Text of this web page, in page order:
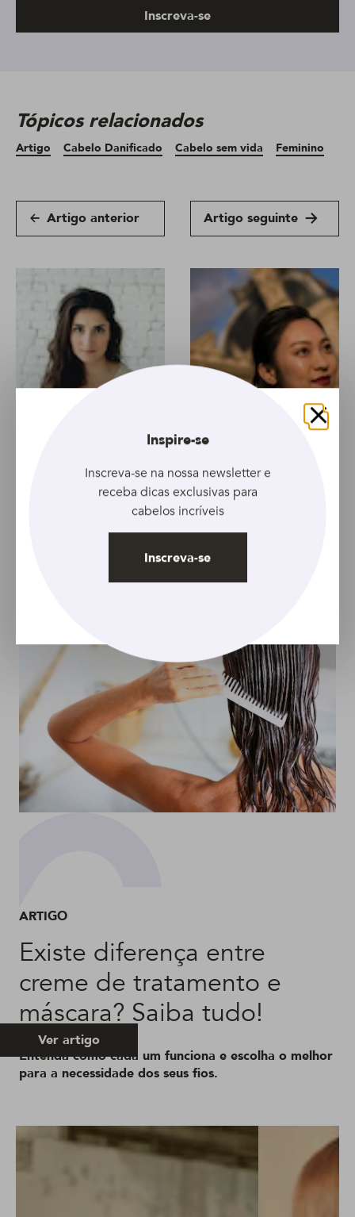
Inscreva-se
Tópicos relacionados
Artigo Cabelo Danificado Cabelo sem vida Feminino
Artigo anterior Artigo seguinte
ARTIGO
explicam se o cabelo
cai mais no verão
ARTIGO
Existe diferença entre
creme de tratamento e
máscara? Saiba tudo!
Entenda como cada um funciona e escolha o melhor
para a necessidade dos seus fios.
Ver artigo
Fechar
Inspire-se
Inscreva-se na nossa newsletter e
receba dicas exclusivas para
cabelos incríveis
Inscreva-se